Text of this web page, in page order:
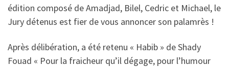
édition composé de Amadjad, Bilel, Cedric et Michael, le
Jury détenus est fier de vous annoncer son palamrès !
Après délibération, a été retenu « Habib » de Shady
Fouad « Pour la fraicheur qu’il dégage, pour l’humour